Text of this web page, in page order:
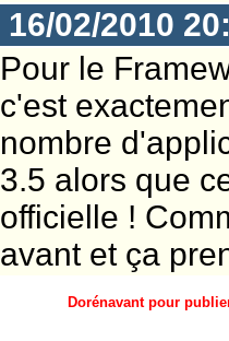
16/02/2010
Pour le
c'est
nombre
3.5 alors que
officielle !
avant et ça
Dorénavant pour